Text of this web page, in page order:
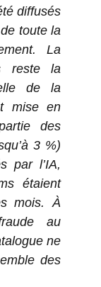
diffusés
toute la
La
reste la
de la
mise en
des
3 %)
par l’IA,
étaient
mois. À
au
ne
des